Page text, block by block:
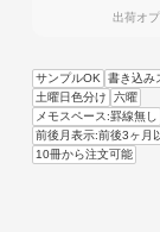
出荷オ
サンプルOK
書き込み
土曜日色分け
六曜
メモスペース:罫線無し
前後月表示:前後3ヶ月
10冊から注文可能